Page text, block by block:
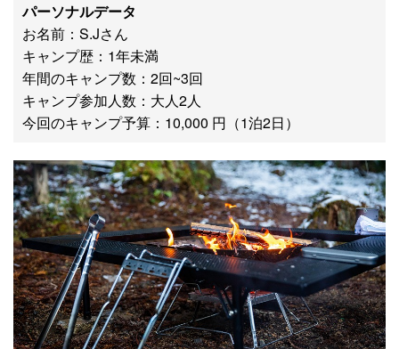
パーソナルデータ
お名前：S.Jさん
キャンプ歴：1年未満
年間のキャンプ数：2回~3回
キャンプ参加人数：大人2人
今回のキャンプ予算：10,000 円（1泊2日）